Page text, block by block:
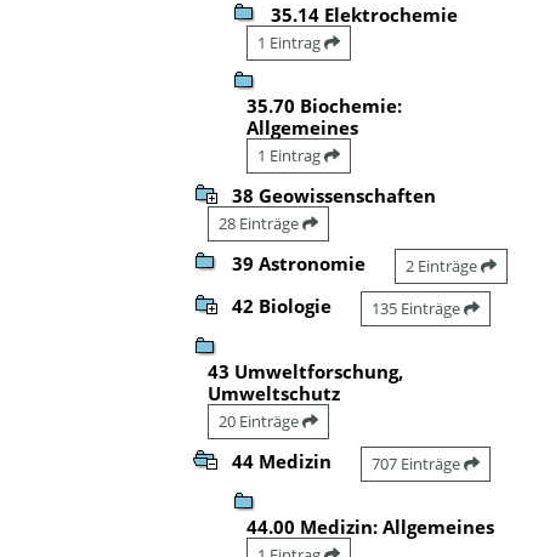
35.14 Elektrochemie
1 Eintrag
35.70 Biochemie:
Allgemeines
1 Eintrag
38 Geowissenschaften
28 Einträge
39 Astronomie 2 Einträge
42 Biologie 135 Einträge
43 Umweltforschung,
Umweltschutz
20 Einträge
44 Medizin 707 Einträge
44.00 Medizin: Allgemeines